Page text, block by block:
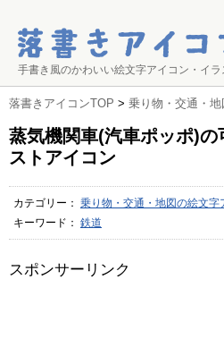
手書き風のかわいい絵文字アイコン・イ
落書きアイコンTOP > 乗り物・交通・
蒸気機関車(汽車ポッポ)の
ストアイコン
カテゴリー： 乗り物・交通・地図の絵文字
キーワード： 鉄道
スポンサーリンク